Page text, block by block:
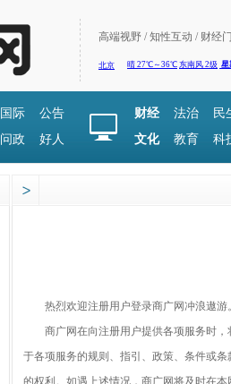
高端视野 / 知性互动 / 财经
国际
公告
问政 好人
财经 法治
民
文化
教育 科
热烈欢迎注册用户登录商广网冲浪遨游
商广网在向注册用户提供各项服务时，
于各项服务的规则、指引、政策、条件或
的权利。如遇上述情况，商广网将及时在